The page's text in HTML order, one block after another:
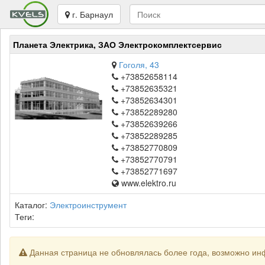
г. Барнаул
Планета Электрика, ЗАО Электрокомплектсервис
Гоголя, 43
+73852658114
+73852635321
+73852634301
+73852289280
+73852639266
+73852289285
+73852770809
+73852770791
+73852771697
www.elektro.ru
Каталог: Электроинструмент
Теги:
Данная страница не обновлялась более года, возможно